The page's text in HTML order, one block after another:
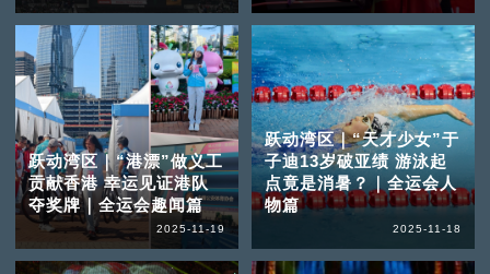
跃动湾区｜“港漂”做义工
贡献香港 幸运见证港队
夺奖牌｜全运会趣闻篇
2025-11-19
跃动湾区｜“天才少女”于
子迪13岁破亚绩 游泳起
点竟是消暑？｜全运会人
物篇
2025-11-18